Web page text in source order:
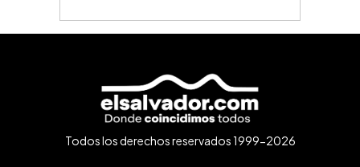
Todos los derechos reservados 1999-2026